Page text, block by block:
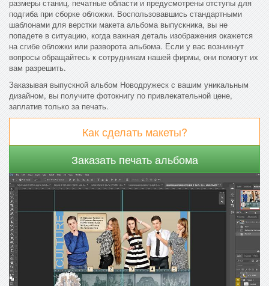
размеры станиц, печатные области и предусмотрены отступы для
подгиба при сборке обложки. Воспользовавшись стандартными
шаблонами для верстки макета альбома выпускника, вы не
попадете в ситуацию, когда важная деталь изображения окажется
на сгибе обложки или разворота альбома. Если у вас возникнут
вопросы обращайтесь к сотрудникам нашей фирмы, они помогут их
вам разрешить.
Заказывая выпускной альбом Новодружеск с вашим уникальным
дизайном, вы получите фотокнигу по привлекательной цене,
заплатив только за печать.
Как сделать макеты?
Заказать печать альбома